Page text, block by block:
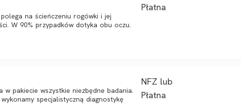
na ścieńczeniu rogówki i jej
W 90% przypadków dotyka obu oczu.
Płatna
pakiecie wszystkie niezbędne badania.
specjalistyczną diagnostykę
NFZ lub
Płatna